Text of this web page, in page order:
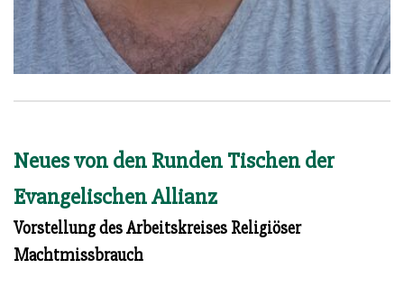
Neues von den Runden Tischen der
Evangelischen Allianz
Vorstellung des Arbeitskreises Religiöser
Machtmissbrauch